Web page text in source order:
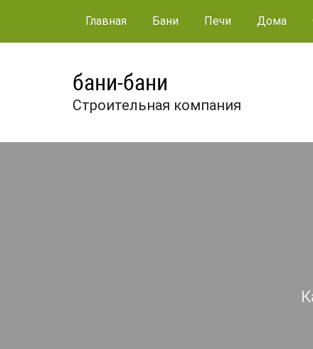
Главная Бани Печи Дома
бани-бани
Строительная компания